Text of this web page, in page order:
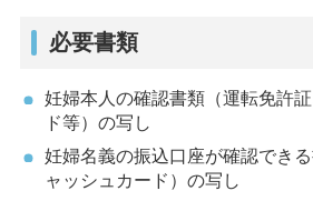
必要書類
妊婦本人の確認書類（運転免許
ド等）の写し
妊婦名義の振込口座が確認でき
ャッシュカード）の写し